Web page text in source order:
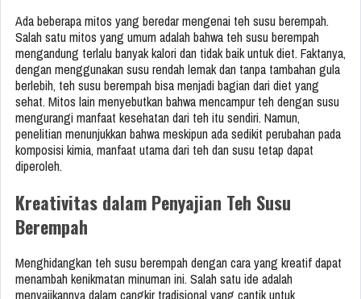
Ada beberapa mitos yang beredar mengenai teh susu berempah.
Salah satu mitos yang umum adalah bahwa teh susu berempah
mengandung terlalu banyak kalori dan tidak baik untuk diet. Faktanya,
dengan menggunakan susu rendah lemak dan tanpa tambahan gula
berlebih, teh susu berempah bisa menjadi bagian dari diet yang
sehat. Mitos lain menyebutkan bahwa mencampur teh dengan susu
mengurangi manfaat kesehatan dari teh itu sendiri. Namun,
penelitian menunjukkan bahwa meskipun ada sedikit perubahan pada
komposisi kimia, manfaat utama dari teh dan susu tetap dapat
diperoleh.
Kreativitas dalam Penyajian Teh Susu
Berempah
Menghidangkan teh susu berempah dengan cara yang kreatif dapat
menambah kenikmatan minuman ini. Salah satu ide adalah
menyajikannya dalam cangkir tradisional yang cantik untuk